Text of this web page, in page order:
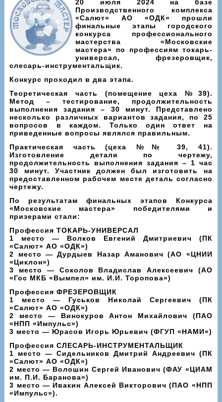
20 июля 2024 на базе
Производственного комплекса
«Салют» АО «ОДК» прошли
финальные этапы городского
конкурса профессионального
мастерства «Московские
мастера» по профессиям токарь-
универсал, фрезеровщик,
слесарь-инструментальщик.
Конкурс проходил в два этапа.
Теоретическая часть (помещение цеха №39).
Метод – тестирование, продолжительность
выполнения задания – 30 минут. Представлено
несколько различных вариантов задания, по 25
вопросов в каждом. Только один ответ на
приведенные вопросы являлся правильным.
Практическая часть (цеха №№ 39, 41).
Изготовление детали по чертежу,
продолжительность выполнения задания – 1 час
30 минут. Участник должен был изготовить на
предоставленном рабочем месте деталь согласно
чертежу.
По результатам финальных этапов Конкурса
«Московские мастера» победителями и
призерами стали:
Профессия ТОКАРЬ-УНИВЕРСАЛ
1 место — Волков Евгений Дмитриевич (ПК
«Салют» АО «ОДК»)
2 место — Дурдыев Назар Аманович (АО «ЦНИИ
«Циклон»)
3 место — Соколов Владислав Алексеевич (АО
«Гос МКБ «Вымпел» им. И.И. Торопова»)
Профессия ФРЕЗЕРОВЩИК
1 место — Гуськов Николай Сергеевич (ПК
«Салют» АО «ОДК»)
2 место — Винокуров Антон Михайлович (ПАО
«НПП «Импульс»)
3 место — Юрасов Игорь Юрьевич (ФГУП «НАМИ»)
Профессия СЛЕСАРЬ-ИНСТРУМЕНТАЛЬЩИК
1 место — Сидельников Дмитрий Андреевич (ПК
«Салют» АО «ОДК»)
2 место — Волошин Сергей Иванович (ФАУ «ЦИАМ
им. П.И. Баранова»)
3 место — Ивакин Алексей Викторович (ПАО «НПП
«Импульс»).